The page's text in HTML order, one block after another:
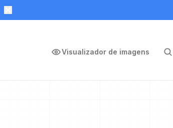
Visualizador de imagens